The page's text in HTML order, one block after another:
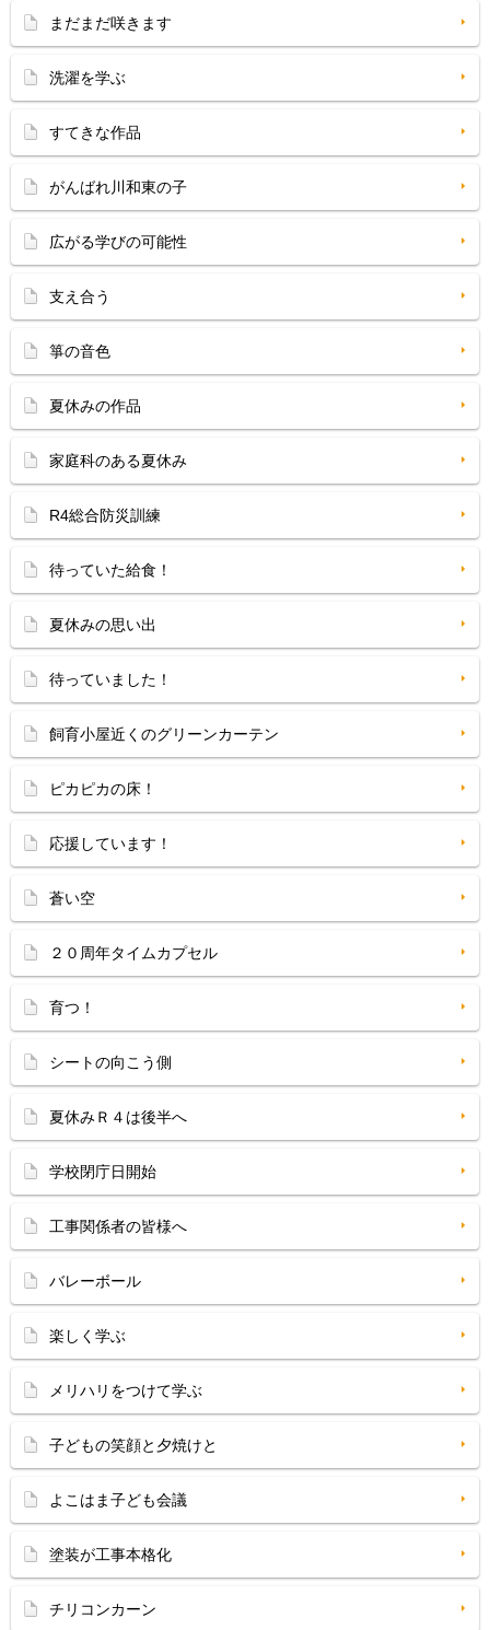
まだまだ咲きます
洗濯を学ぶ
すてきな作品
がんばれ川和東の子
広がる学びの可能性
支え合う
箏の音色
夏休みの作品
家庭科のある夏休み
R4総合防災訓練
待っていた給食！
夏休みの思い出
待っていました！
飼育小屋近くのグリーンカーテン
ピカピカの床！
応援しています！
蒼い空
２０周年タイムカプセル
育つ！
シートの向こう側
夏休みＲ４は後半へ
学校閉庁日開始
工事関係者の皆様へ
バレーボール
楽しく学ぶ
メリハリをつけて学ぶ
子どもの笑顔と夕焼けと
よこはま子ども会議
塗装が工事本格化
チリコンカーン